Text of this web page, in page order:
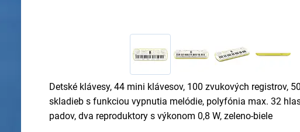
Detské klávesy, 44 mini klávesov, 100 zvukových registrov,
skladieb s funkciou vypnutia melódie, polyfónia max. 32
padov, dva reproduktory s výkonom 0,8 W, zeleno-biele